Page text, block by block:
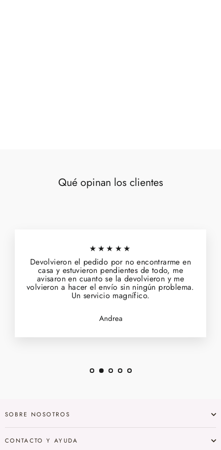
Qué opinan los clientes
★★★★★
Devolvieron el pedido por no encontrarme en
casa y estuvieron pendientes de todo, me
avisaron en cuanto se la devolvieron y me
volvieron a hacer el envío sin ningún problema.
Un servicio magnífico.
Andrea
SOBRE NOSOTROS
CONTACTO Y AYUDA